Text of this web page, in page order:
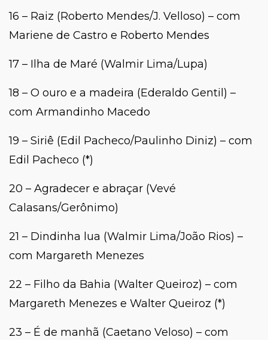
16 – Raiz (Roberto Mendes/J. Velloso) – com
Mariene de Castro e Roberto Mendes
17 – Ilha de Maré (Walmir Lima/Lupa)
18 – O ouro e a madeira (Ederaldo Gentil) –
com Armandinho Macedo
19 – Siriê (Edil Pacheco/Paulinho Diniz) – com
Edil Pacheco (*)
20 – Agradecer e abraçar (Vevé
Calasans/Gerônimo)
21 – Dindinha lua (Walmir Lima/João Rios) –
com Margareth Menezes
22 – Filho da Bahia (Walter Queiroz) – com
Margareth Menezes e Walter Queiroz (*)
23 – É de manhã (Caetano Veloso) – com